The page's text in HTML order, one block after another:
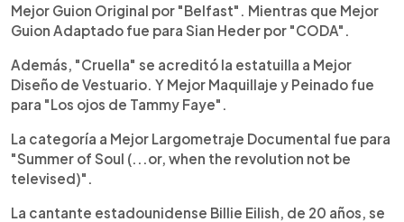
Mejor Guion Original por "Belfast". Mientras que Mejor
Guion Adaptado fue para Sian Heder por "CODA".
Además, "Cruella" se acreditó la estatuilla a Mejor
Diseño de Vestuario. Y Mejor Maquillaje y Peinado fue
para "Los ojos de Tammy Faye".
La categoría a Mejor Largometraje Documental fue para
"Summer of Soul (...or, when the revolution not be
televised)".
La cantante estadounidense Billie Eilish, de 20 años, se